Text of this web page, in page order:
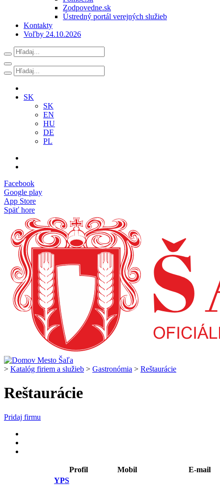
Zodpovedne.sk
Ústredný portál verejných služieb
Kontakty
Voľby 24.10.2026
SK
SK
EN
HU
DE
PL
Facebook
Google play
App Store
Späť hore
> Katalóg firiem a služieb > Gastronómia > Reštaurácie
Reštaurácie
Pridaj firmu
Profil Mobil
E-mail
YPS